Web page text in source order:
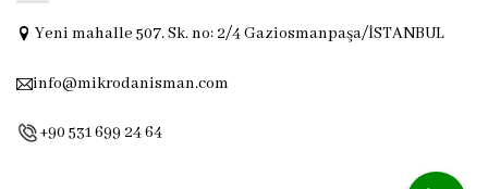
Yeni mahalle 507. Sk. no: 2/4 Gaziosmanpaşa/İSTANBUL
info@mikrodanisman.com
+90 531 699 24 64